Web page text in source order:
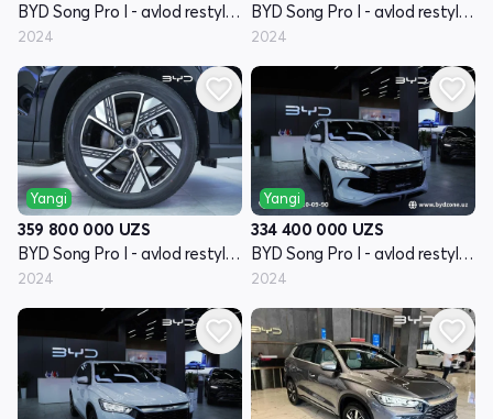
BYD Song Pro I - avlod restyling
2024
BYD Song Pro I - avlod restyling
2024
Yangi
359 800 000 UZS
BYD Song Pro I - avlod restyling
2024
Yangi
334 400 000 UZS
BYD Song Pro I - avlod restyling
2024